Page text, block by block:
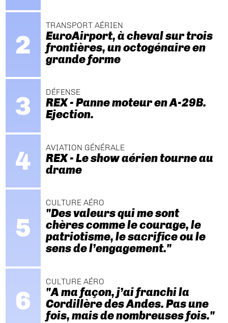
TRANSPORT AÉRIEN
EuroAirport, à cheval sur trois
frontières, un octogénaire en
grande forme
DÉFENSE
REX - Panne moteur en A-29B.
Ejection.
AVIATION GÉNÉRALE
REX - Le show aérien tourne au
drame
CULTURE AÉRO
"Des valeurs qui me sont
chères comme le courage, le
patriotisme, le sacrifice ou le
sens de l’engagement."
CULTURE AÉRO
"A ma façon, j’ai franchi la
Cordillère des Andes. Pas une
fois, mais de nombreuses fois."